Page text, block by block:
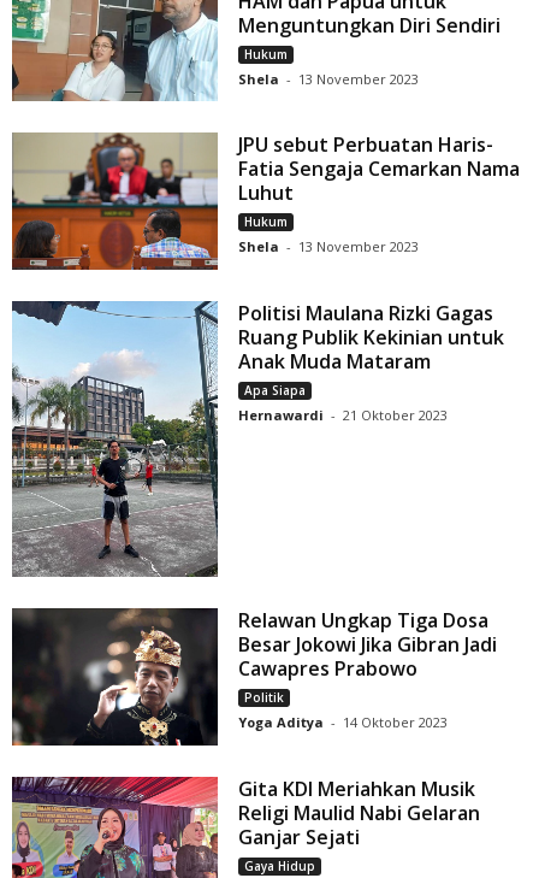
Menguntungkan Diri Sendiri
Hukum
Shela - 13 November 2023
JPU sebut Perbuatan Haris-
Fatia Sengaja Cemarkan Nama
Luhut
Hukum
Shela - 13 November 2023
Politisi Maulana Rizki Gagas
Ruang Publik Kekinian untuk
Anak Muda Mataram
Apa Siapa
Hernawardi - 21 Oktober 2023
Relawan Ungkap Tiga Dosa
Besar Jokowi Jika Gibran Jadi
Cawapres Prabowo
Politik
Yoga Aditya - 14 Oktober 2023
Gita KDI Meriahkan Musik
Religi Maulid Nabi Gelaran
Ganjar Sejati
Gaya Hidup